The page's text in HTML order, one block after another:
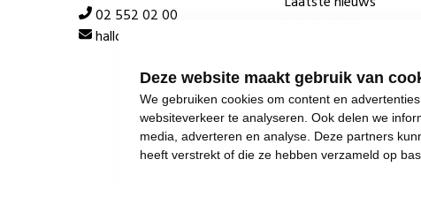
Deze website maakt gebruik van
We gebruiken cookies om content en
websiteverkeer te analyseren. Ook delen we
media, adverteren en analyse. Deze partners
heeft verstrekt of die ze hebben verzameld op
02 552 02 00
hallo@vooruit.org